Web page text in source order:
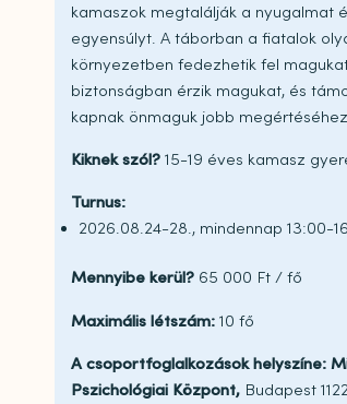
kamaszok megtalálják a nyugalmat
egyensúlyt. A táborban a fiatalok
környezetben fedezhetik fel
biztonságban érzik magukat, és
kapnak önmaguk jobb
Kiknek szól?15-19 éves kamasz
Turnus:
2026.08.24-28., mindennap 13:00-
Mennyibe kerül? 65 000 Ft / fő
Maximális létszám: 10 fő
A csoportfoglalkozások helyszíne:
Pszichológiai Központ, Budapest